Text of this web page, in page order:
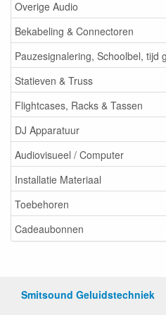
Overige Audio
Bekabeling & Connectoren
Pauzesignalering, Schoolbel, tijd
Statieven & Truss
Flightcases, Racks & Tassen
DJ Apparatuur
Audiovisueel / Computer
Installatie Materiaal
Toebehoren
Cadeaubonnen
Smitsound Geluidstechniek